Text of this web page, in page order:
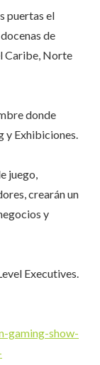
puertas el
de
Caribe, Norte
donde
y Exhibiciones.
juego,
crearán un
y
Executives.
gaming-show-